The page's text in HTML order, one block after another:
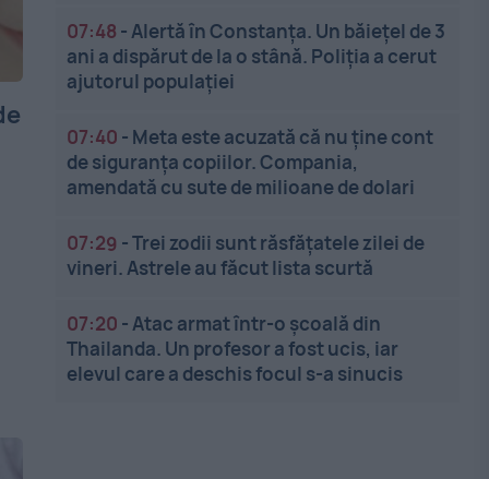
07:48 -Alertă în Constanța. Un băiețel de 3
ani a dispărut de la o stână. Poliția a cerut
ajutorul populației
07:40 - Meta este acuzată că nu ține cont
de siguranța copiilor. Compania,
amendată cu sute de milioane de dolari
07:29 -Trei zodii sunt răsfățatele zilei de
vineri. Astrele au făcut lista scurtă
07:20 -Atac armat într-o școală din
Thailanda. Un profesor a fost ucis, iar
elevul care a deschis focul s-a sinucis